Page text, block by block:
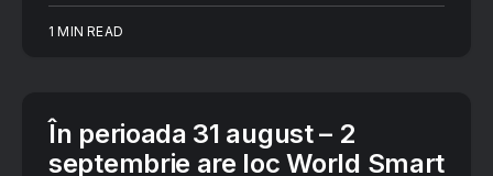
1 MIN READ
În perioada 31 august – 2
septembrie are loc World Smart